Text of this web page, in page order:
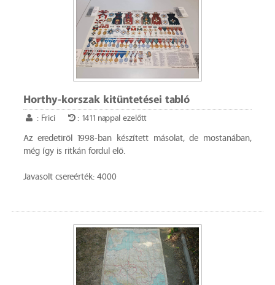
Horthy-korszak kitüntetései tabló
: Frici : 1411 nappal ezelőtt
Az eredetiről 1998-ban készített másolat, de mostanában,
még így is ritkán fordul elő.
Javasolt csereérték: 4000